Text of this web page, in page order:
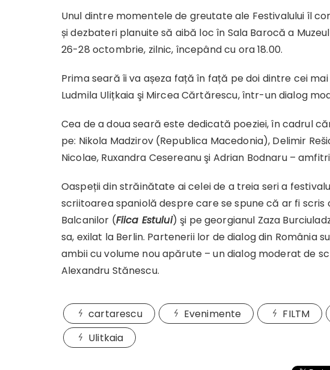
Unul dintre momentele de greutate ale Festivalului îl
și dezbateri planuite să aibă loc în Sala Barocă a
26-28 octombrie, zilnic, începând cu ora 18.00.
Prima seară îi va așeza față în față pe doi dintre cei
Ludmila Ulițkaia şi Mircea Cărtărescu, într-un dialog
Cea de a doua seară este dedicată poeziei, în cadrul
pe: Nikola Madzirov (Republica Macedonia), Delimir
Nicolae, Ruxandra Cesereanu şi Adrian Bodnaru –
Oaspeții din străinătate ai celei de a treia seri a
scriitoarea spaniolă despre care se spune că ar fi
Balcanilor (Fiica Estului) şi pe georgianul Zaza
sa, exilat la Berlin. Partenerii lor de dialog din România
ambii cu volume nou apărute – un dialog moderat de
Alexandru Stănescu.
cartarescu Evenimente FILTM
Ulitkaia